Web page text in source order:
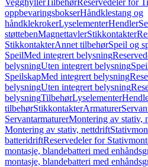
VegghyllerTilbehørReservedeler for
oppbevaringsbokserHåndklestang og
håndklekrokerLyselementerHendler
støttebenMagnettavlerStikkontakter
StikkontakterAnnet tilbehørSpeil og
SpeilMed integrert belysning
belysningUten integrert belysning
SpeilskapMed integrert belysning
belysningUten integrert belysning
belysningTilbehørLyselementer
tilbehørStikkontakterArmaturer
ServantarmaturerMontering av stativ,
Montering av stativ, nettdrift
batteridriftReservedeler for
montasje, blandebatteri med
montasje, blandebatteri med